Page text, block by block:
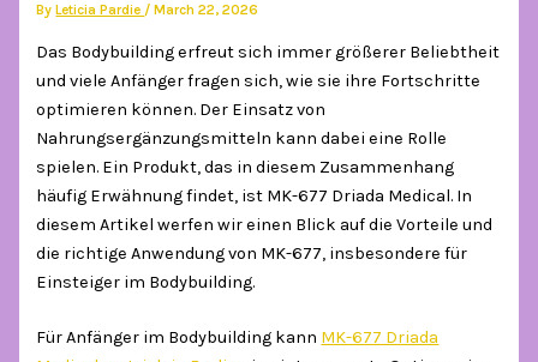
ByLeticia Pardie /March 22, 2026
Das Bodybuilding erfreut sich immer größerer Beliebtheit
und viele Anfänger fragen sich, wie sie ihre Fortschritte
optimieren können. Der Einsatz von
Nahrungsergänzungsmitteln kann dabei eine Rolle
spielen. Ein Produkt, das in diesem Zusammenhang
häufig Erwähnung findet, ist MK-677 Driada Medical. In
diesem Artikel werfen wir einen Blick auf die Vorteile und
die richtige Anwendung von MK-677, insbesondere für
Einsteiger im Bodybuilding.
Für Anfänger im Bodybuilding kann MK-677 Driada